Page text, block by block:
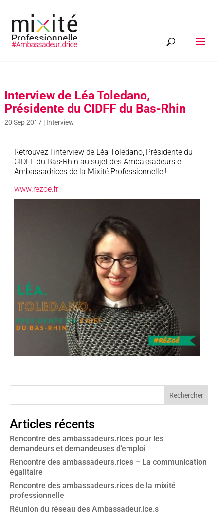
Interview de Léa Toledano,
Présidente du CIDFF du Bas-Rhin
20 Sep 2017| Interview
Retrouvez l’interview de Léa Toledano, Présidente du
CIDFF du Bas-Rhin au sujet des Ambassadeurs et
Ambassadrices de la Mixité Professionnelle !
www.rezoe.fr
Articles récents
Rencontre des ambassadeurs.rices pour les
demandeurs et demandeuses d’emploi
Rencontre des ambassadeurs.rices – La communication
égalitaire
Rencontre des ambassadeurs.rices de la mixité
professionnelle
Réunion du réseau des Ambassadeur.ice.s